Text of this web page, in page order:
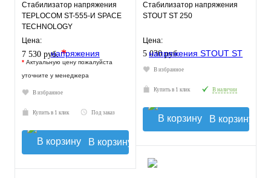
Стабилизатор напряжения
TEPLOCOM ST-555-И SPACE
TECHNOLOGY
Цена:
7 530 руб.*
* Актуальную цену пожалуйста
уточните у менеджера
В избранное
Купить в 1 клик Под заказ
В корзину
Стабилизатор напряжения
STOUT ST 250
Цена:
5 030 руб.
В избранное
Купить в 1 клик В наличии
В корзину